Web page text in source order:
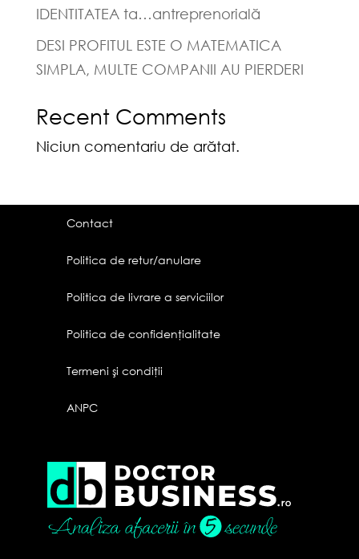
IDENTITATEA ta…antreprenorială
DESI PROFITUL ESTE O MATEMATICA
SIMPLA, MULTE COMPANII AU PIERDERI
Recent Comments
Niciun comentariu de arătat.
Contact
Politica de retur/anulare
Politica de livrare a serviciilor
Politica de confidenţialitate
Termeni şi condiţii
ANPC